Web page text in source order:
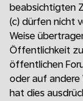
beabsichtigten
(c) dürfen nicht
Weise
Öffentlichkeit
öffentlichen
oder auf andere
hat dies